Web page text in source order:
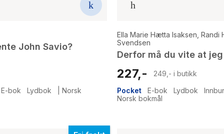
John Savio?
E-bok Lydbok Norsk
Ella Marie Hætta Isaksen, Randi
Svendsen
Derfor må du vite at
227,-
249,- i butikk
Pocket
E-bok Lydbok
Norsk bokmål